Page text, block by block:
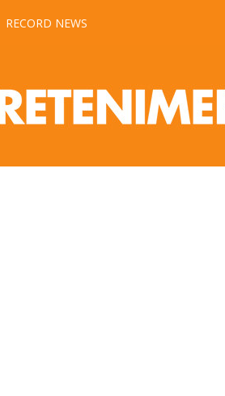
RECORD NEWS